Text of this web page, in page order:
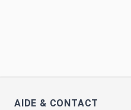
AIDE & CONTACT